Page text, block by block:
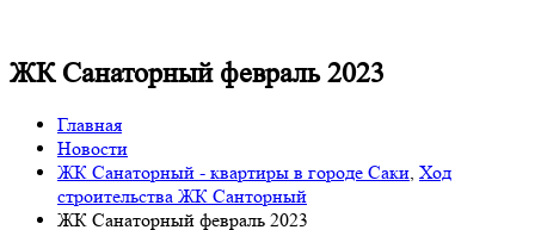
ЖК Санаторный февраль 2023
Главная
Новости
ЖК Санаторный - квартиры в городе Саки, Ход
строительства ЖК Санторный
ЖК Санаторный февраль 2023